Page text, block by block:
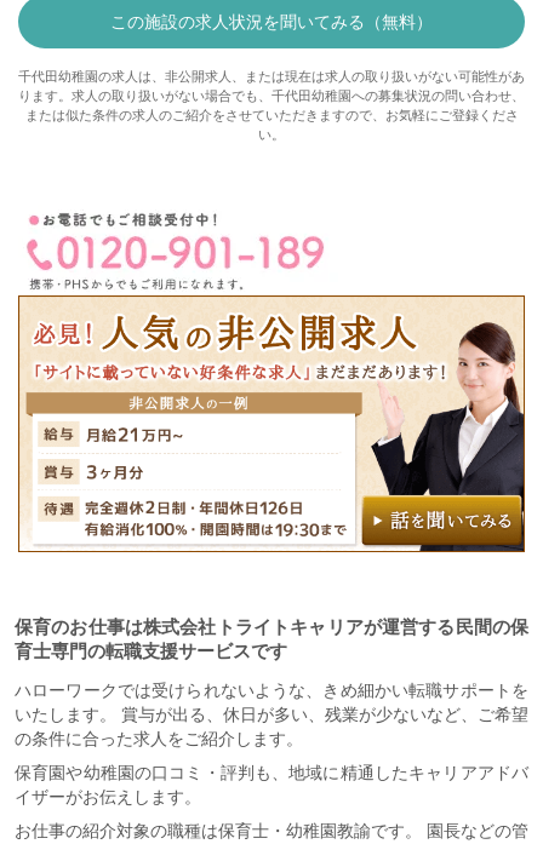
この施設の求人状況を聞いてみる（無料）
千代田幼稚園の求人は、非公開求人、または現在は求人の取り扱いがない可能性があ
ります。求人の取り扱いがない場合でも、千代田幼稚園への募集状況の問い合わせ、
または似た条件の求人のご紹介をさせていただきますので、お気軽にご登録くださ
い。
保育のお仕事は株式会社トライトキャリアが運営する民間の保
育士専門の転職支援サービスです
ハローワークでは受けられないような、きめ細かい転職サポートを
いたします。 賞与が出る、休日が多い、残業が少ないなど、ご希望
の条件に合った求人をご紹介します。
保育園や幼稚園の口コミ・評判も、地域に精通したキャリアアドバ
イザーがお伝えします。
お仕事の紹介対象の職種は保育士・幼稚園教諭です。 園長などの管